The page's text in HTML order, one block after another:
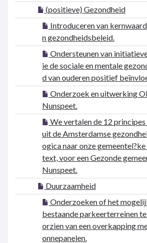
(positieve) Gezondheid
Introduceren van
n gezondheidsbeleid.
Ondersteunen van
ie de sociale en mentale
d van ouderen positief
Onderzoek en uitwerking
Nunspeet.
We vertalen de 12 principes
uit de Amsterdamse
ogica naar onze
text, voor een Gezonde
Nunspeet.
Duurzaamheid
Onderzoeken of het
bestaande parkeerterreinen
orzien van een overkapping
onnepanelen.